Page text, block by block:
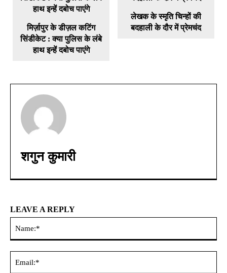
मिर्ज़ापुर के डीज़ल कटिंग
सिंडीकेट : क्या पुलिस के लंबे
हाथ इन्हें दबोच पाएंगे
लेखक के स्मृति चिन्हों की
बदहाली के दौर में प्रेमचंद
शगुन कुमारी
LEAVE A REPLY